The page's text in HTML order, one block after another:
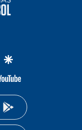
whatsapp
google
youtube-